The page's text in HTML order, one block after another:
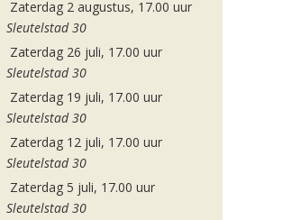
Zaterdag 2 augustus, 17.00 uur
Sleutelstad 30
Zaterdag 26 juli, 17.00 uur
Sleutelstad 30
Zaterdag 19 juli, 17.00 uur
Sleutelstad 30
Zaterdag 12 juli, 17.00 uur
Sleutelstad 30
Zaterdag 5 juli, 17.00 uur
Sleutelstad 30